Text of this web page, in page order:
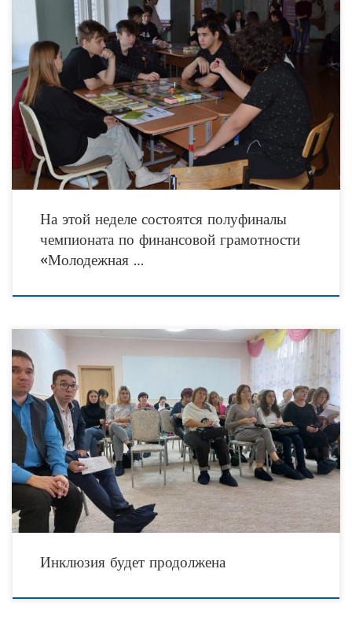
В Тюмени завершается отборочный этап четвертого городского чемпионата
среди молодежи по финансовой игре «Денежный поток», проводимого
региональным отделением общероссийской общественной организации «Союз
защиты прав потребителей
На этой неделе состоятся полуфиналы
чемпионата по финансовой грамотности
«Молодежная …
31 октября на площадке начальной школы-детский сад №82 г. Тюмени
стартовал завершающий поток курсов в рамках реализации проекта
инклюзивного сервисного центра «Доступ». Организатором проекта является
Инклюзия будет продолжена